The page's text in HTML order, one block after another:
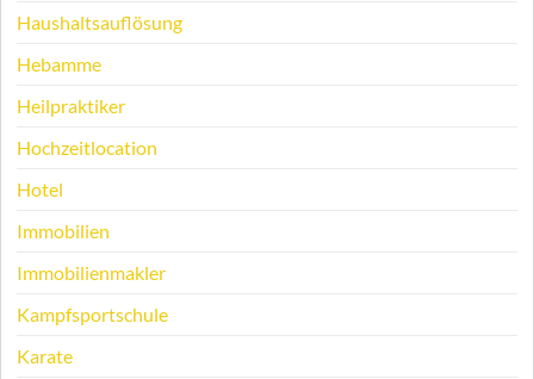
Haushaltsauflösung
Hebamme
Heilpraktiker
Hochzeitlocation
Hotel
Immobilien
Immobilienmakler
Kampfsportschule
Karate